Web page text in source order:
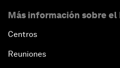
Más información sobre el
Centros
Reuniones